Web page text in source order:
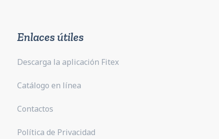
Enlaces útiles
Descarga la aplicación Fitex
Catálogo en línea
Contactos
Política de Privacidad